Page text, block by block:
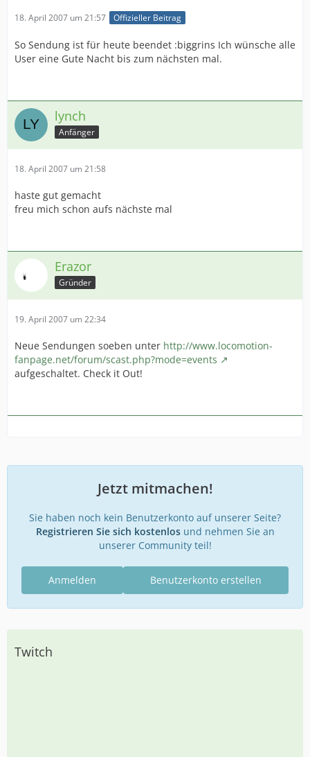
18. April 2007 um 21:57 Offizieller Beitrag
So Sendung ist für heute beendet :biggrins Ich wünsche alle
User eine Gute Nacht bis zum nächsten mal.
lynch
Anfänger
18. April 2007 um 21:58
haste gut gemacht
freu mich schon aufs nächste mal
Erazor
Gründer
19. April 2007 um 22:34
Neue Sendungen soeben unter http://www.locomotion-
fanpage.net/forum/scast.php?mode=events
aufgeschaltet. Check it Out!
Jetzt mitmachen!
Sie haben noch kein Benutzerkonto auf unserer Seite?
Registrieren Sie sich kostenlosund nehmen Sie an
unserer Community teil!
Benutzerkonto erstellen
Anmelden
Twitch